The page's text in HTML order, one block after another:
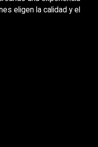
eligen la calidad y el